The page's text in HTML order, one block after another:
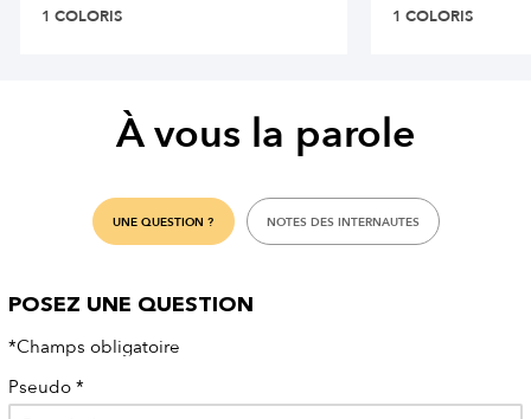
1 COLORIS 1 COLORIS
À vous la parole
UNE QUESTION ? NOTES DES INTERNAUTES
POSEZ UNE QUESTION
*Champs obligatoire
Pseudo *